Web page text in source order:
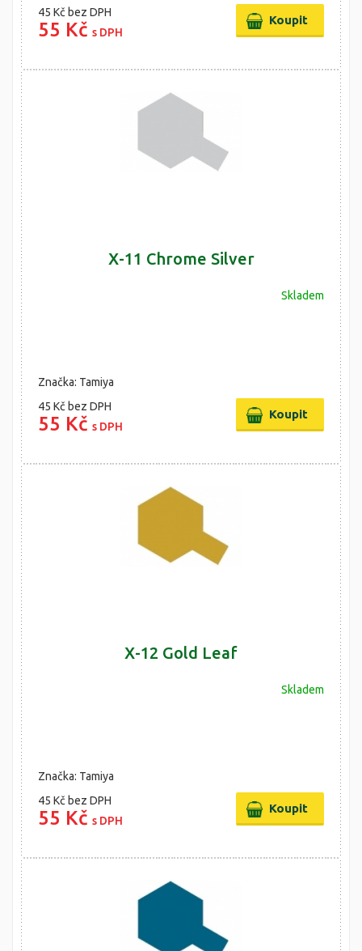
45 Kč bez DPH
55 Kč s DPH
X-11 Chrome Silver
Skladem
Značka: Tamiya
45 Kč bez DPH
55 Kč s DPH
X-12 Gold Leaf
Skladem
Značka: Tamiya
45 Kč bez DPH
55 Kč s DPH